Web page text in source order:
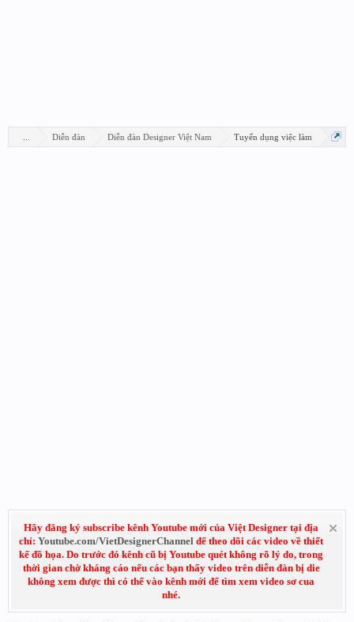
Diễn đàn Diễn đàn Designer Việt Nam Tuyển dụng việc làm
Hãy đăng ký subscribe kênh Youtube mới của Việt Designer tại địa
chỉ: Youtube.com/VietDesignerChannel để theo dõi các video về thiết
kế đồ họa. Do trước đó kênh cũ bị Youtube quét không rõ lý do, trong
thời gian chờ kháng cáo nếu các bạn thấy video trên diễn đàn bị die
không xem được thì có thể vào kênh mới để tìm xem video sơ cua
nhé.